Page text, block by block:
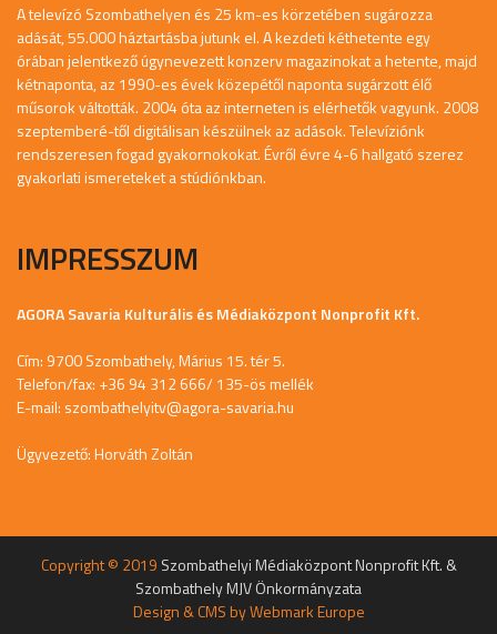
A televízó Szombathelyen és 25 km-es körzetében sugározza
adását, 55.000 háztartásba jutunk el. A kezdeti kéthetente egy
órában jelentkező úgynevezett konzerv magazinokat a hetente, majd
kétnaponta, az 1990-es évek közepétől naponta sugárzott élő
műsorok váltották. 2004 óta az interneten is elérhetők vagyunk. 2008
szeptemberé-től digitálisan készülnek az adások. Televíziónk
rendszeresen fogad gyakornokokat. Évről évre 4-6 hallgató szerez
gyakorlati ismereteket a stúdiónkban.
IMPRESSZUM
AGORA Savaria Kulturális és Médiaközpont Nonprofit Kft.
Cím: 9700 Szombathely, Márius 15. tér 5.
Telefon/fax: +36 94 312 666/ 135-ös mellék
E-mail: szombathelyitv@agora-savaria.hu
Ügyvezető: Horváth Zoltán
Copyright © 2019 Szombathelyi Médiaközpont Nonprofit Kft. &
Szombathely MJV Önkormányzata
Design & CMS byWebmark Europe